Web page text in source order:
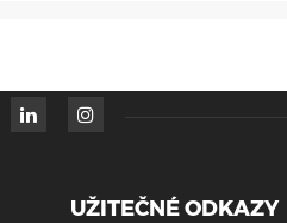
UŽITEČNÉ ODKAZY